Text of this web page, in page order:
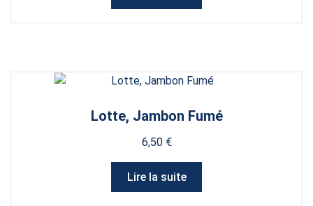
Lotte, Jambon Fumé
6,50 €
Lire la suite